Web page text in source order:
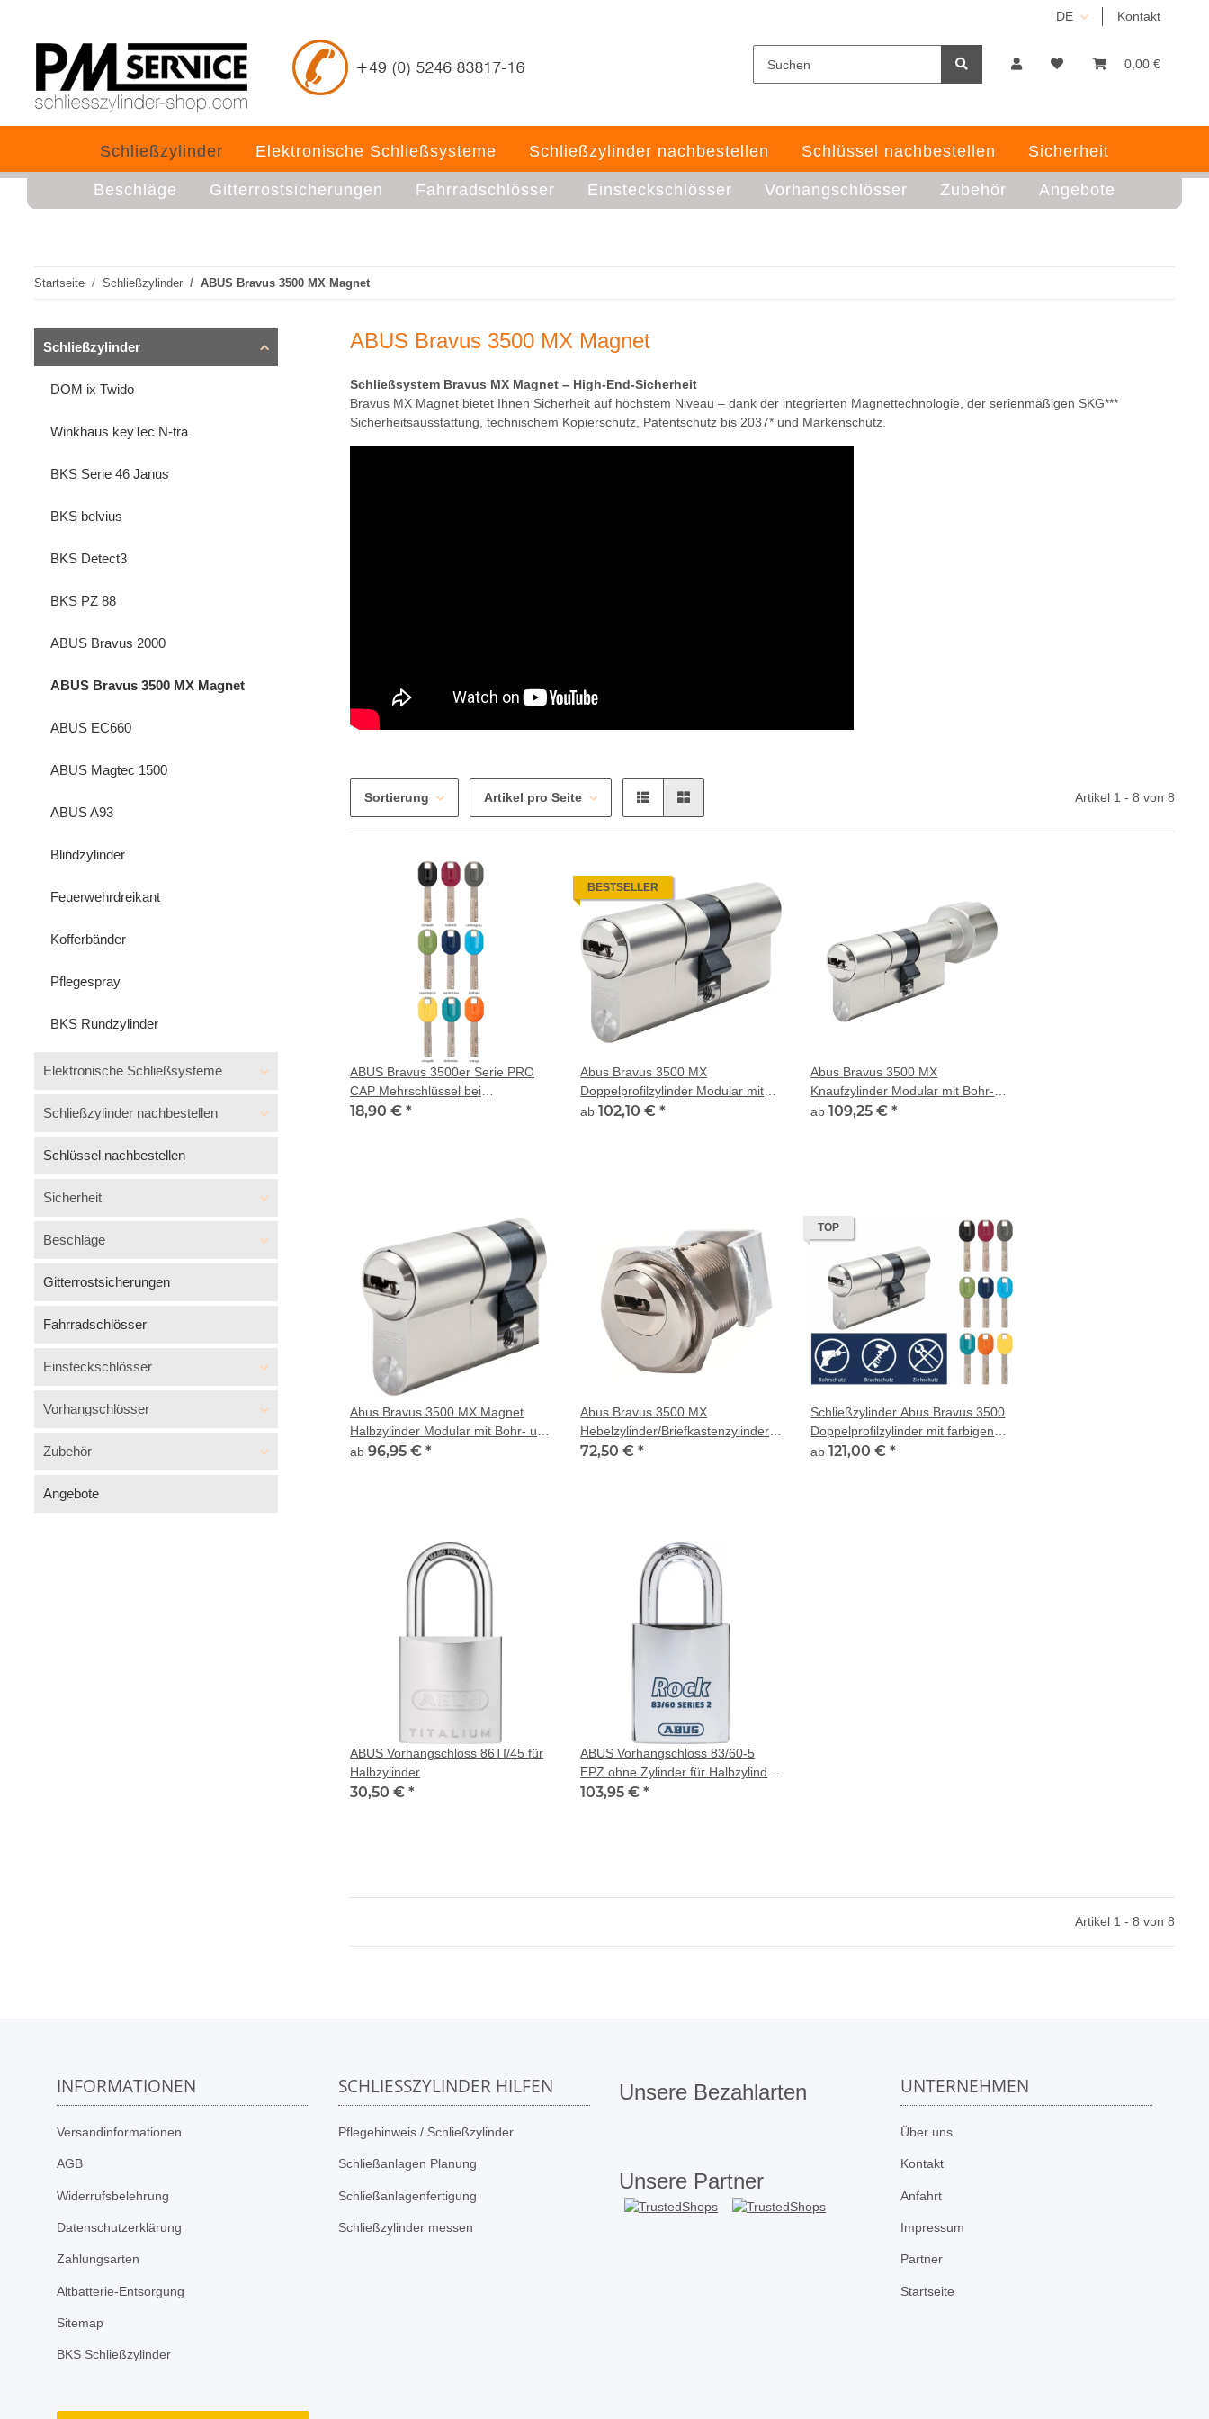
DE Kontakt
0,00 €
Schließzylinder Elektronische Schließsysteme Schließzylinder nachbestellen Schlüssel nachbestellen Sicherheit
Beschläge Gitterrostsicherungen Fahrradschlösser Einsteckschlösser Vorhangschlösser Zubehör Angebote
Startseite Schließzylinder ABUS Bravus 3500 MX Magnet
ABUS Bravus 3500 MX Magnet
Schließsystem Bravus MX Magnet – High-End-Sicherheit
Bravus MX Magnet bietet Ihnen Sicherheit auf höchstem Niveau – dank der integrierten Magnettechnologie, der serienmäßigen SKG***
Sicherheitsausstattung, technischem Kopierschutz, Patentschutz bis 2037* und Markenschutz.
Sortierung Artikel pro Seite Artikel 1 - 8 von 8
ABUS Bravus 3500er Serie PRO
CAP Mehrschlüssel bei
Zylinderkauf
18,90 € *
BESTSELLER
Abus Bravus 3500 MX
Doppelprofilzylinder Modular mit
Bohr- und Ziehschutz
ab102,10 €*
Abus Bravus 3500 MX
Knaufzylinder Modular mit Bohr-
und Ziehschutz
ab109,25 €*
Abus Bravus 3500 MX Magnet
Halbzylinder Modular mit Bohr- und
Ziehschutz
ab 96,95 € *
Abus Bravus 3500 MX
Hebelzylinder/Briefkastenzylinder 3
Schlüssel
72,50 €*
TOP
Schließzylinder Abus Bravus 3500
Doppelprofilzylinder mit farbigen
Pro Cap Schlüssel
ab121,00 €*
ABUS Vorhangschloss 86TI/45 für
Halbzylinder
30,50 € *
ABUS Vorhangschloss 83/60-5
EPZ ohne Zylinder für Halbzylinder
(Wendeschlüssel)
103,95 €*
Artikel 1 - 8 von 8
Schließzylinder
DOM ix Twido
Winkhaus keyTec N-tra
BKS Serie 46 Janus
BKS belvius
BKS Detect3
BKS PZ 88
ABUS Bravus 2000
ABUS Bravus 3500 MX Magnet
ABUS EC660
ABUS Magtec 1500
ABUS A93
Blindzylinder
Feuerwehrdreikant
Kofferbänder
Pflegespray
BKS Rundzylinder
Elektronische Schließsysteme
Schließzylinder nachbestellen
Schlüssel nachbestellen
Sicherheit
Beschläge
Gitterrostsicherungen
Fahrradschlösser
Einsteckschlösser
Vorhangschlösser
Zubehör
Angebote
INFORMATIONEN
Versandinformationen
AGB
Widerrufsbelehrung
Datenschutzerklärung
Zahlungsarten
Altbatterie-Entsorgung
Sitemap
BKS Schließzylinder
SCHLIESSZYLINDER HILFEN
Pflegehinweis / Schließzylinder
Schließanlagen Planung
Schließanlagenfertigung
Schließzylinder messen
Unsere Bezahlarten
Unsere Partner
UNTERNEHMEN
Über uns
Kontakt
Anfahrt
Impressum
Partner
Startseite